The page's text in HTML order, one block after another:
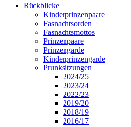
Rückblicke
Kinderprinzenpaare
Fasnachtsorden
Fasnachtsmottos
Prinzenpaare
Prinzengarde
Kinderprinzengarde
Prunksitzungen
2024/25
2023/24
2022/23
2019/20
2018/19
2016/17